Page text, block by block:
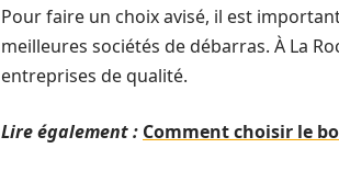
Pour faire un choix avisé, il est
meilleures sociétés de débarras. À La
entreprises de qualité.
Lire également : Comment choisir le